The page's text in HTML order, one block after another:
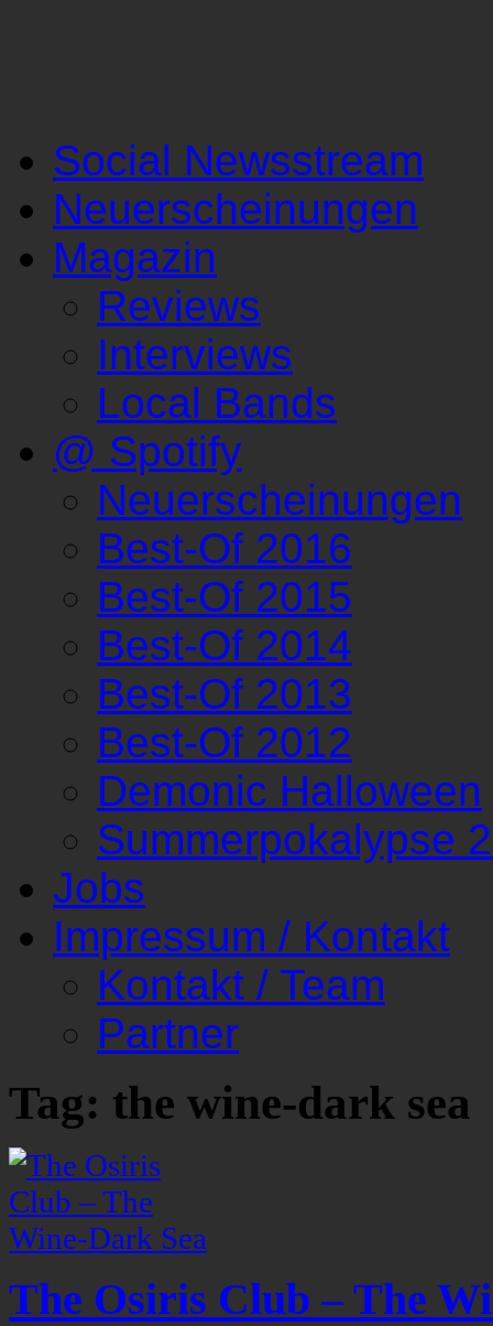
Social Newsstream
Neuerscheinungen
Magazin
Reviews
Interviews
Local Bands
@ Spotify
Neuerscheinungen
Best-Of 2016
Best-Of 2015
Best-Of 2014
Best-Of 2013
Best-Of 2012
Demonic Halloween
Summerpokalypse
Jobs
Impressum / Kontakt
Kontakt / Team
Partner
Tag: the wine-dark sea
The Osiris Club – The